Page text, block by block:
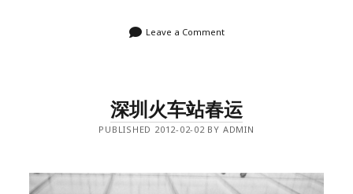
Leave a Comment
深圳火车站春运
PUBLISHED 2012-02-02 BY ADMIN